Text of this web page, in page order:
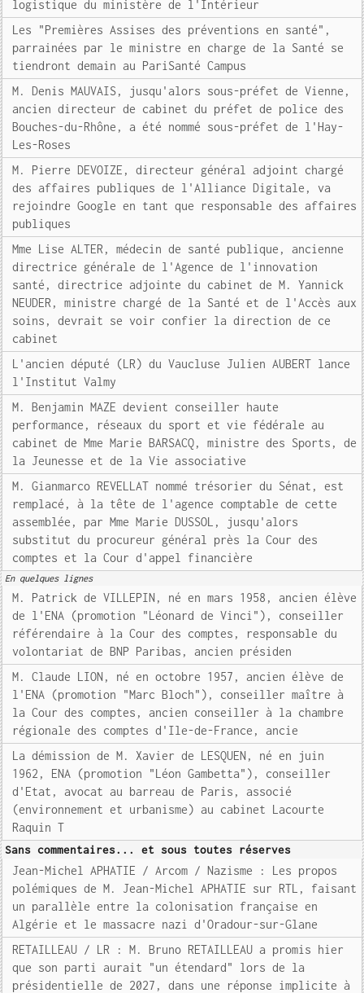
logistique du ministère de l'Intérieur
Les "Premières Assises des préventions en santé",
parrainées par le ministre en charge de la Santé se
tiendront demain au PariSanté Campus
M. Denis MAUVAIS, jusqu'alors sous-préfet de Vienne,
ancien directeur de cabinet du préfet de police des
Bouches-du-Rhône, a été nommé sous-préfet de l'Hay-
Les-Roses
M. Pierre DEVOIZE, directeur général adjoint chargé
des affaires publiques de l'Alliance Digitale, va
rejoindre Google en tant que responsable des affaires
publiques
Mme Lise ALTER, médecin de santé publique, ancienne
directrice générale de l'Agence de l'innovation
santé, directrice adjointe du cabinet de M. Yannick
NEUDER, ministre chargé de la Santé et de l'Accès aux
soins, devrait se voir confier la direction de ce
cabinet
L'ancien député (LR) du Vaucluse Julien AUBERT lance
l'Institut Valmy
M. Benjamin MAZE devient conseiller haute
performance, réseaux du sport et vie fédérale au
cabinet de Mme Marie BARSACQ, ministre des Sports, de
la Jeunesse et de la Vie associative
M. Gianmarco REVELLAT nommé trésorier du Sénat, est
remplacé, à la tête de l'agence comptable de cette
assemblée, par Mme Marie DUSSOL, jusqu'alors
substitut du procureur général près la Cour des
comptes et la Cour d'appel financière
En quelques lignes
M. Patrick de VILLEPIN, né en mars 1958, ancien élève
de l'ENA (promotion "Léonard de Vinci"), conseiller
référendaire à la Cour des comptes, responsable du
volontariat de BNP Paribas, ancien présiden
M. Claude LION, né en octobre 1957, ancien élève de
l'ENA (promotion "Marc Bloch"), conseiller maître à
la Cour des comptes, ancien conseiller à la chambre
régionale des comptes d'Ile-de-France, ancie
La démission de M. Xavier de LESQUEN, né en juin
1962, ENA (promotion "Léon Gambetta"), conseiller
d'Etat, avocat au barreau de Paris, associé
(environnement et urbanisme) au cabinet Lacourte
Raquin T
Sans commentaires... et sous toutes réserves
Jean-Michel APHATIE / Arcom / Nazisme : Les propos
polémiques de M. Jean-Michel APHATIE sur RTL, faisant
un parallèle entre la colonisation française en
Algérie et le massacre nazi d'Oradour-sur-Glane
RETAILLEAU / LR : M. Bruno RETAILLEAU a promis hier
que son parti aurait "un étendard" lors de la
présidentielle de 2027, dans une réponse implicite à